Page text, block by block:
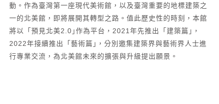
動。作為臺灣第一座現代美術館，以及臺灣重要的地標建築之
一的北美館，即將展開其轉型之路。值此歷史性的時刻，本館
將以「預見北美2.0｣作為平台，2021年先推出「建築篇｣，
2022年接續推出「藝術篇｣，分別邀集建築界與藝術界人士進
行專業交流，為北美館未來的擴張與升級提出願景。